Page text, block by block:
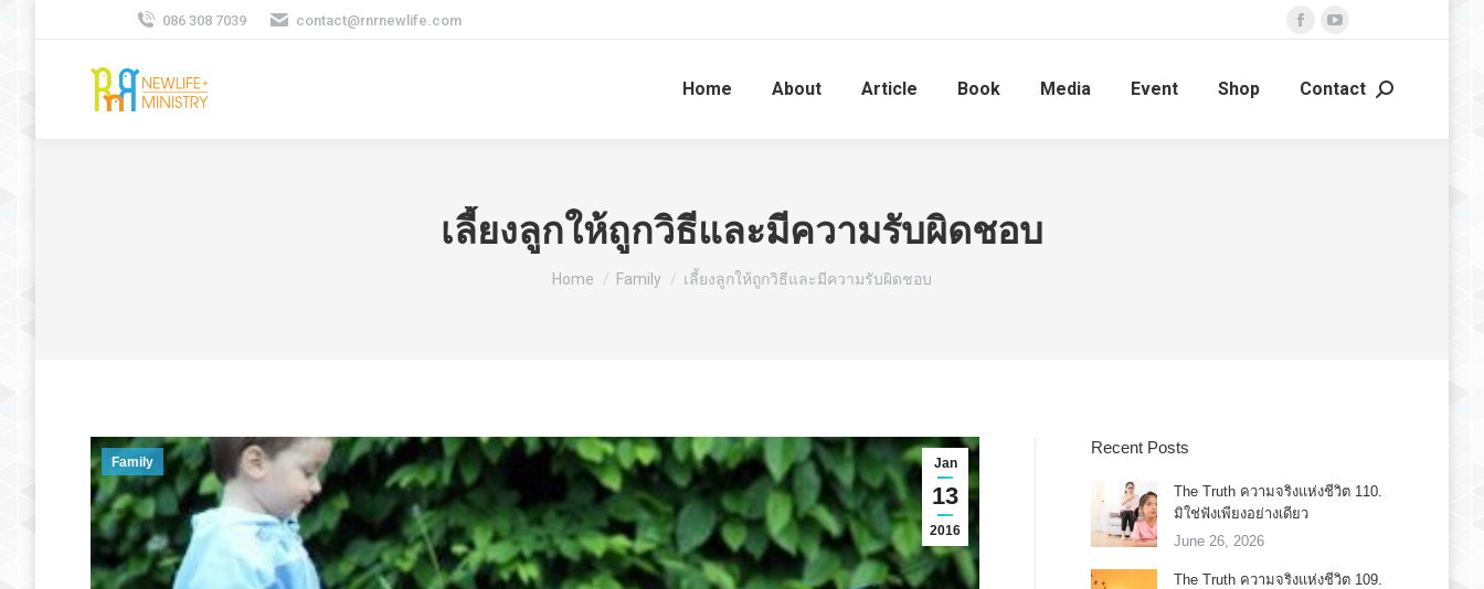
086 308 7039 contact@rnrnewlife.com
Facebook
opens
YouTube
opens
Home About Article Book Media Event Shop Contact Search:
เลี้ยงลูกให้ถูกวิธีและมีความรับผิดชอบ
You are here:
Home Family เลี้ยงลูกให้ถูกวิธีและมีความรับผิดชอบ
Jan
13
2016
Family
Recent Posts
The Truth ความจริงแห่งชีวิต 110.
มิใช่ฟังเพียงอย่างเดียว
June 26, 2026
The Truth ความจริงแห่งชีวิต 109.